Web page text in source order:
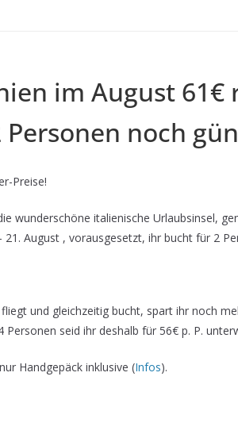
im August 61€
noch
Preise!
wunderschöne italienische Urlaubsinsel,
21. August , vorausgesetzt, ihr bucht für 2
und gleichzeitig bucht, spart ihr noch
seid ihr deshalb für 56€ p. P.
Handgepäck inklusive (Infos).